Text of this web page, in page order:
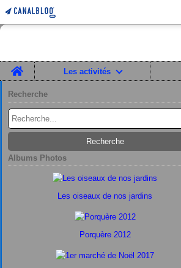
Home
Les activités
Recherche
Albums Photos
Les oiseaux de nos jardins
Porquère 2012